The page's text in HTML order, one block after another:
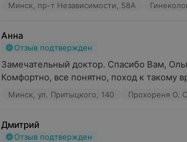
Минск, пр-т Независимости, 58А
Анна
Отзыв подтвержден
Замечательный доктор. Спасибо Вам,
Комфортно, все понятно, поход к такому
Минск, ул. Притыцкого, 140 Прохореня О.
Дмитрий
Отзыв подтвержден